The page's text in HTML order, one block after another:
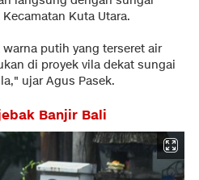
Kuta Utara.
putih yang terseret air
di proyek vila dekat sungai
ujar Agus Pasek.
Banjir Bali